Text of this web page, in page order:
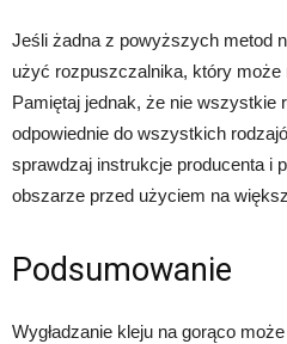
Jeśli żadna z powyższych metod
użyć rozpuszczalnika, który
Pamiętaj jednak, że nie wszystkie
odpowiednie do wszystkich
sprawdzaj instrukcje producenta i
obszarze przed użyciem na
Podsumowanie
Wygładzanie kleju na gorąco